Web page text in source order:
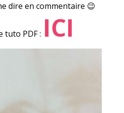
dire en commentaire 😉
tuto PDF : ICI